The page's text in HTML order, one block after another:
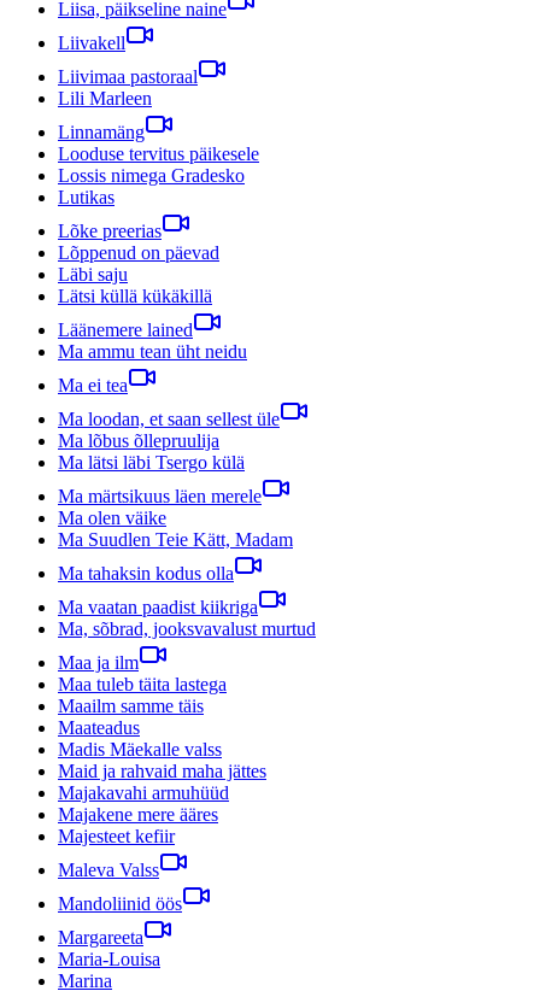
Liisa, päikseline naine
Liivakell
Liivimaa pastoraal
Lili Marleen
Linnamäng
Looduse tervitus päikesele
Lossis nimega Gradesko
Lutikas
Lõke preerias
Lõppenud on päevad
Läbi saju
Lätsi küllä kükäkillä
Läänemere lained
Ma ammu tean üht neidu
Ma ei tea
Ma loodan, et saan sellest üle
Ma lõbus õllepruulija
Ma lätsi läbi Tsergo külä
Ma märtsikuus läen merele
Ma olen väike
Ma Suudlen Teie Kätt, Madam
Ma tahaksin kodus olla
Ma vaatan paadist kiikriga
Ma, sõbrad, jooksvavalust murtud
Maa ja ilm
Maa tuleb täita lastega
Maailm samme täis
Maateadus
Madis Mäekalle valss
Maid ja rahvaid maha jättes
Majakavahi armuhüüd
Majakene mere ääres
Majesteet kefiir
Maleva Valss
Mandoliinid öös
Margareeta
Maria-Louisa
Marina